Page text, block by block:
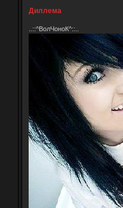
Диллема
..::^ВолЧоноК^::..